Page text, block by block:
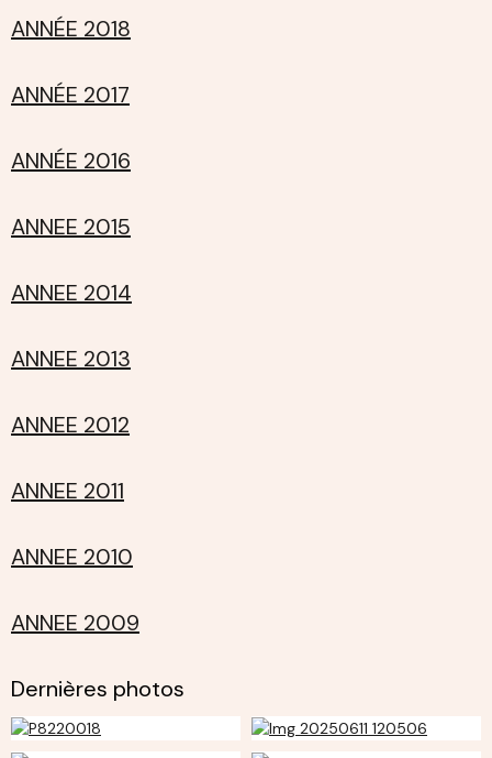
ANNÉE 2018
ANNÉE 2017
ANNÉE 2016
ANNEE 2015
ANNEE 2014
ANNEE 2013
ANNEE 2012
ANNEE 2011
ANNEE 2010
ANNEE 2009
Dernières photos